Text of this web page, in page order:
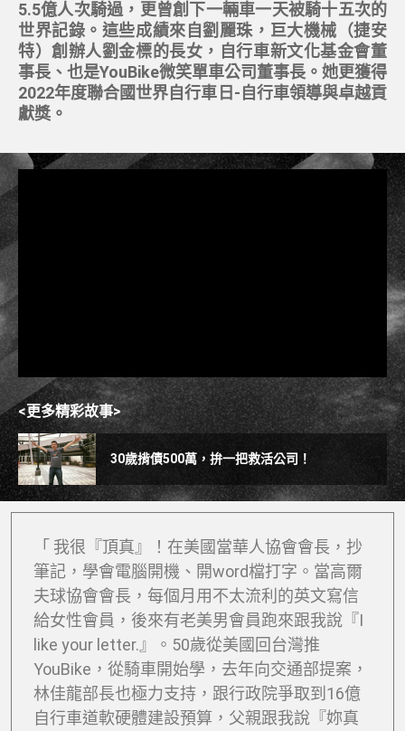
5.5億人次騎過，更曾創下一輛車一天被騎十五次的
世界記錄。這些成績來自劉麗珠，巨大機械（捷安
特）創辦人劉金標的長女，自行車新文化基金會董
事長、也是YouBike微笑單車公司董事長。她更獲得
2022年度聯合國世界自行車日-自行車領導與卓越貢
獻獎。
<更多精彩故事>
30歲揹債500萬，拚一把救活公司！
「 我很『頂真』！在美國當華人協會會長，抄
筆記，學會電腦開機、開word檔打字。當高爾
夫球協會會長，每個月用不太流利的英文寫信
給女性會員，後來有老美男會員跑來跟我說『I
like your letter.』。50歲從美國回台灣推
YouBike，從騎車開始學，去年向交通部提案，
林佳龍部長也極力支持，跟行政院爭取到16億
自行車道軟硬體建設預算，父親跟我說『妳真